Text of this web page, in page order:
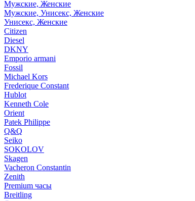
Мужские, Женские
Мужские, Унисекс, Женские
Унисекс, Женские
Citizen
Diesel
DKNY
Emporio armani
Fossil
Michael Kors
Frederique Constant
Hublot
Kenneth Cole
Orient
Patek Philippe
Q&Q
Seiko
SOKOLOV
Skagen
Vacheron Constantin
Zenith
Premium часы
Breitling